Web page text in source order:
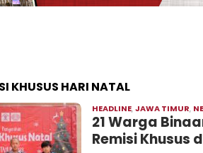
KHUSUS HARI NATAL
HEADLINE,JAWA TIMUR,
21 Warga
Remisi Khusus